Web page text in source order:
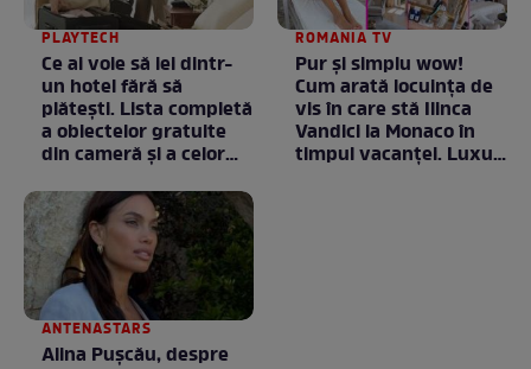
PLAYTECH
Ce ai voie să iei dintr-
un hotel fără să
plătești. Lista completă
a obiectelor gratuite
din cameră și a celor
proprietatea unității
ROMANIA TV
Pur și simplu wow!
Cum arată locuința de
vis în care stă Ilinca
Vandici la Monaco în
timpul vacanței. Luxul
ANTENASTARS
Alina Pușcău, despre